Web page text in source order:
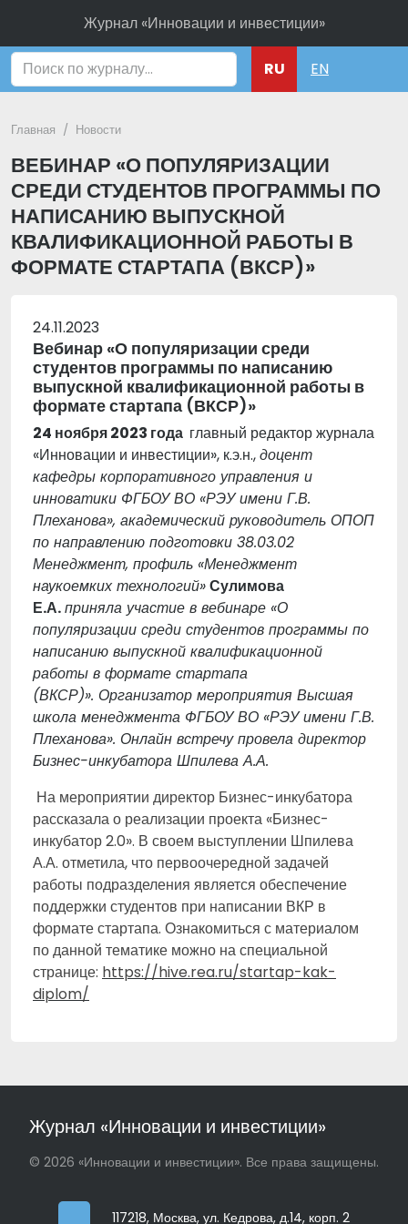
Журнал «Инновации и инвестиции»
RU EN
Главная Новости
ВЕБИНАР «О ПОПУЛЯРИЗАЦИИ
СРЕДИ СТУДЕНТОВ ПРОГРАММЫ ПО
НАПИСАНИЮ ВЫПУСКНОЙ
КВАЛИФИКАЦИОННОЙ РАБОТЫ В
ФОРМАТЕ СТАРТАПА (ВКСР)»
24.11.2023
Вебинар «О популяризации среди
студентов программы по написанию
выпускной квалификационной работы в
формате стартапа (ВКСР)»
24 ноября 2023 года главный редактор журнала
«Инновации и инвестиции», к.э.н.,доцент
кафедры корпоративного управления и
инноватики ФГБОУ ВО «РЭУ имени Г.В.
Плеханова», академический руководитель ОПОП
по направлению подготовки 38.03.02
Менеджмент, профиль «Менеджмент
наукоемких технологий»Сулимова
Е.А.приняла участие в вебинаре «О
популяризации среди студентов программы по
написанию выпускной квалификационной
работы в формате стартапа
(ВКСР)». Организатор мероприятия Высшая
школа менеджмента ФГБОУ ВО «РЭУ имени Г.В.
Плеханова». Онлайн встречу провела директор
Бизнес-инкубатора Шпилева А.А.
На мероприятии директор Бизнес-инкубатора
рассказала о реализации проекта «Бизнес-
инкубатор 2.0». В своем выступлении Шпилева
А.А. отметила, что первоочередной задачей
работы подразделения является обеспечение
поддержки студентов при написании ВКР в
формате стартапа. Ознакомиться с материалом
по данной тематике можно на специальной
странице: https://hive.rea.ru/startap-kak-
diplom/
Журнал «Инновации и инвестиции»
© 2026 «Инновации и инвестиции». Все права защищены.
117218, Москва, ул. Кедрова, д.14, корп. 2